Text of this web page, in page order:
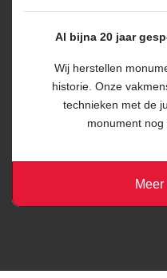
Al bijna 20 jaar
Wij herstellen
historie. Onze
technieken met de
monument nog